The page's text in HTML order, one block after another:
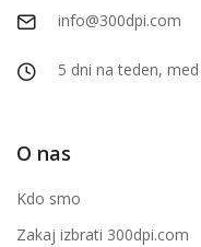
info@300dpi.com
5 dni na teden,
O nas
Kdo smo
Zakaj izbrati 300dpi.com